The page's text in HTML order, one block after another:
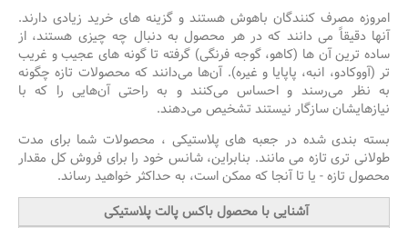
امروزه مصرف کنندگان باهوش هستند و گزینه های خرید زیادی دارند.
آنها دقیقاً می دانند که در هر محصول به دنبال چه چیزی هستند، از
ساده ترین آن ها (کاهو، گوجه فرنگی) گرفته تا گونه های عجیب و غریب
تر (آووکادو، انبه، پاپایا و غیره). آن‌ها می‌دانند که محصولات تازه چگونه
به نظر می‌رسند و احساس می‌کنند و به راحتی آن‌هایی را که با
نیازهایشان سازگار نیستند تشخیص می‌دهند.
بسته بندی شده در جعبه های پلاستیکی ، محصولات شما برای مدت
طولانی تری تازه می مانند. بنابراین، شانس خود را برای فروش کل مقدار
محصول تازه - یا تا آنجا که ممکن است، به حداکثر خواهید رساند.
آشنایی با محصول باکس پالت پلاستیکی